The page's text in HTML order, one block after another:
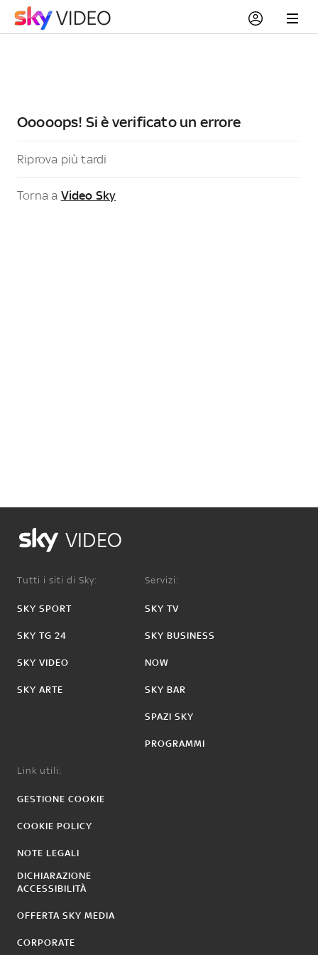
Ooooops! Si è verificato un errore
Riprova più tardi
Torna a Video Sky
VIDEO
Tutti i siti di Sky:
SKY SPORT
SKY TG 24
SKY VIDEO
SKY ARTE
Servizi:
SKY TV
SKY BUSINESS
NOW
SKY BAR
SPAZI SKY
PROGRAMMI
Link utili:
GESTIONE COOKIE
COOKIE POLICY
NOTE LEGALI
DICHIARAZIONE
ACCESSIBILITÀ
OFFERTA SKY MEDIA
CORPORATE